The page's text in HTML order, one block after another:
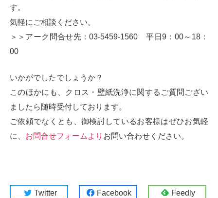
す。
気軽にご相談ください。
＞＞アーク問合せ先：03-5459-1560 平日9：00～18：
00
いかがでしたでしょうか？
このほかにも、クロス・壁紙洗浄に関するご質問ござい
ましたら随時受付しております。
ご依頼でなくとも、御検討しているお客様はぜひお気軽
に、 お問合せフォームより お問い合わせください。
Twitter Facebook Feedly